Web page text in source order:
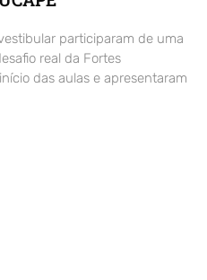
participaram de uma
real da Fortes
das aulas e apresentaram